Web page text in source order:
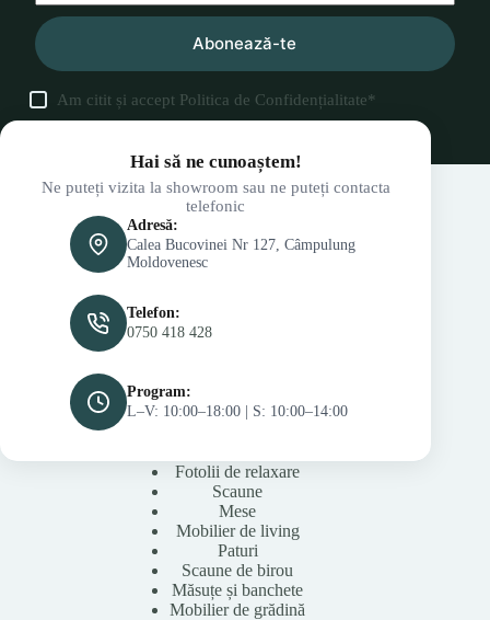
Abonează-te
Am citit și accept Politica de Confidențialitate*
Hai să ne cunoaștem!
Ne puteți vizita la showroom sau ne puteți contacta
telefonic
Adresă:
Calea Bucovinei Nr 127, Câmpulung
Moldovenesc
Telefon:
0750 418 428
Program:
L–V: 10:00–18:00 | S: 10:00–14:00
Fotolii de relaxare
Scaune
Mese
Mobilier de living
Paturi
Scaune de birou
Măsuțe și banchete
Mobilier de grădină